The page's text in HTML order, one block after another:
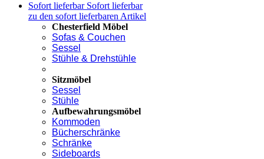
Sofort lieferbar Sofort lieferbar
zu den sofort lieferbaren Artikel
Chesterfield Möbel
Sofas & Couchen
Sessel
Stühle & Drehstühle
Sitzmöbel
Sessel
Stühle
Aufbewahrungsmöbel
Kommoden
Bücherschränke
Schränke
Sideboards